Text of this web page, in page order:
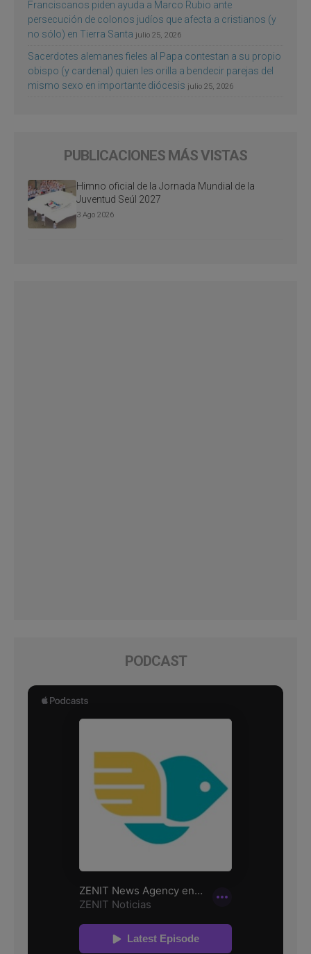
Franciscanos piden ayuda a Marco Rubio ante
persecución de colonos judíos que afecta a cristianos (y
no sólo) en Tierra Santa julio 25, 2026
Sacerdotes alemanes fieles al Papa contestan a su propio
obispo (y cardenal) quien les orilla a bendecir parejas del
mismo sexo en importante diócesis julio 25, 2026
PUBLICACIONES MÁS VISTAS
Himno oficial de la Jornada Mundial de la
Juventud Seúl 2027
3 Ago 2026
PODCAST